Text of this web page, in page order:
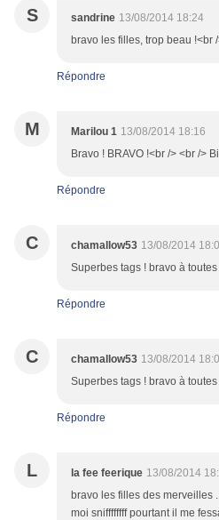
S sandrine 13/08/2014 18:24
bravo les filles, trop beau !<br
Répondre
M Marilou 1 13/08/2014 18:16
Bravo ! BRAVO !<br /> <br />
Répondre
C chamallow53 13/08/2014
Superbes tags ! bravo à toutes
Répondre
C chamallow53 13/08/2014
Superbes tags ! bravo à toutes
Répondre
L la fee feerique 13/08/2014
bravo les filles des merveilles
moi sniffffffff pourtant il me